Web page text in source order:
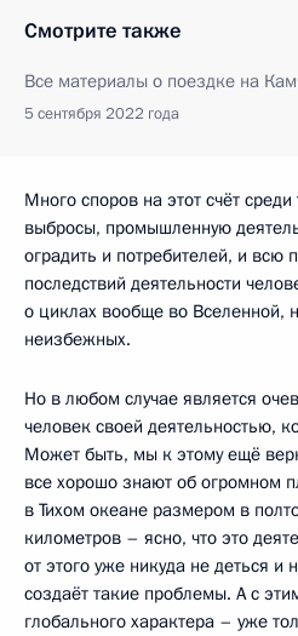
Смотрите также
Все материалы о поездке на
5 сентября 2022 года
Много споров на этот счёт среди
выбросы, промышленную
оградить и потребителей, и всю
последствий деятельности
о циклах вообще во Вселенной,
неизбежных.
Но в любом случае является
человек своей деятельностью,
Может быть, мы к этому ещё
все хорошо знают об огромном
в Тихом океане размером в
километров – ясно, что это
от этого уже никуда не деться и
создаёт такие проблемы. А с
глобального характера – уже